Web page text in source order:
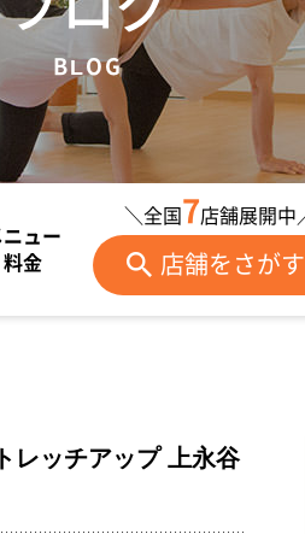
BLOG
ニュー
料金
＼全国 7店舗展開中
店舗をさがす
レッチアップ 上永谷